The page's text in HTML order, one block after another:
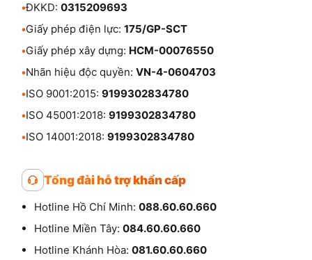
•ĐKKD: 0315209693
•Giấy phép điện lực: 175/GP-SCT
•Giấy phép xây dựng: HCM-00076550
•Nhãn hiệu độc quyền: VN-4-0604703
•ISO 9001:2015: 9199302834780
•ISO 45001:2018: 9199302834780
•ISO 14001:2018: 9199302834780
Tổng đài hỗ trợ khẩn cấp
Hotline Hồ Chí Minh: 088.60.60.660
Hotline Miền Tây: 084.60.60.660
Hotline Khánh Hòa: 081.60.60.660